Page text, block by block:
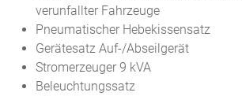
verunfallter Fahrzeuge
Pneumatischer Hebekissensatz
Gerätesatz Auf-/Abseilgerät
Stromerzeuger 9 kVA
Beleuchtungssatz